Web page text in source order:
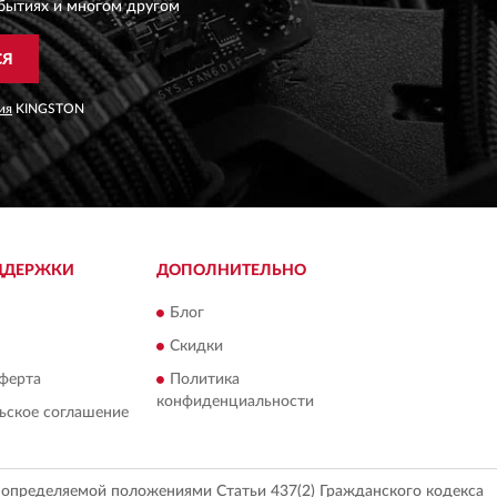
и многом другом
KINGSTON
соглашение
ДОПОЛНИТЕЛЬНО
Блог
Скидки
Политика
конфиденциальности
положениями Статьи 437(2) Гражданского кодекса